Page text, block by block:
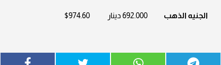
الجنيه الذهب 692.000 دينار $974.60